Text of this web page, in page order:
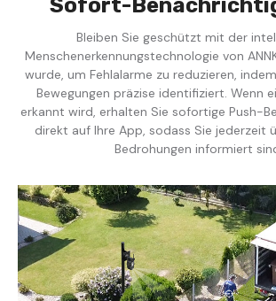
Sofort-
Bleiben Sie geschützt mit der
Menschenerkennungstechnologie von
wurde, um Fehlalarme zu reduzieren,
Bewegungen präzise identifiziert. Wenn
erkannt wird, erhalten Sie sofortige Push-
direkt auf Ihre App, sodass Sie jederzeit
Bedrohungen informiert